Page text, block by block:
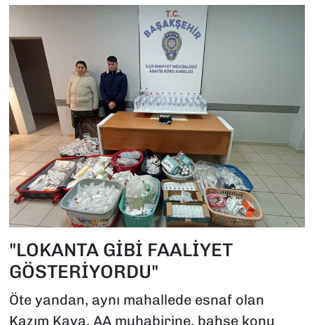
"LOKANTA GİBİ FAALİYET
GÖSTERİYORDU"
Öte yandan, aynı mahallede esnaf olan
Kazım Kaya, AA muhabirine, bahse konu